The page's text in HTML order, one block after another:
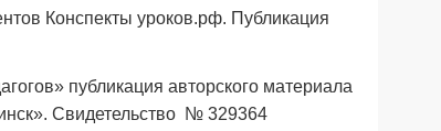
Конспекты уроков.рф. Публикация
публикация авторского материала
Свидетельство № 329364